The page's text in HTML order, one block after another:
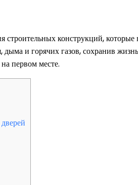
строительных конструкций,
дыма и горячих газов, сохранив
первом месте.